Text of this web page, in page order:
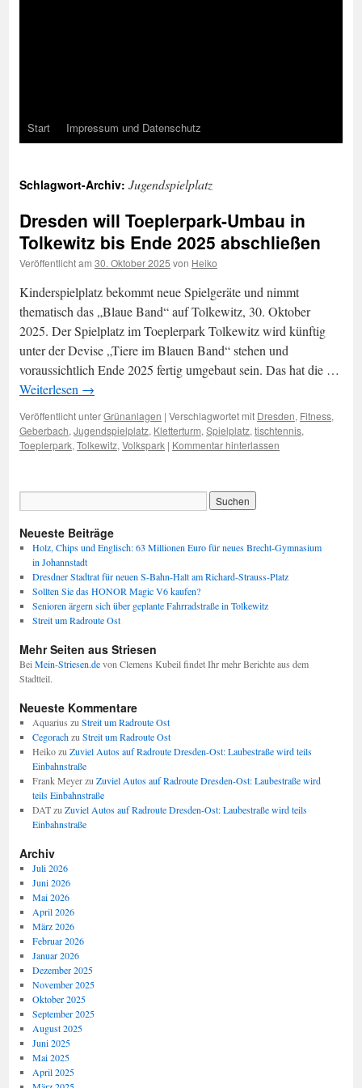
Start Impressum und Datenschutz
Schlagwort-Archiv: Jugendspielplatz
Dresden will Toeplerpark-Umbau in
Tolkewitz bis Ende 2025 abschließen
Veröffentlicht am 30. Oktober 2025 von Heiko
Kinderspielplatz bekommt neue Spielgeräte und nimmt
thematisch das „Blaue Band“ auf Tolkewitz, 30. Oktober
2025. Der Spielplatz im Toeplerpark Tolkewitz wird künftig
unter der Devise „Tiere im Blauen Band“ stehen und
voraussichtlich Ende 2025 fertig umgebaut sein. Das hat die …
Weiterlesen →
Veröffentlicht unterGrünanlagen | Verschlagwortet mit Dresden, Fitness,
Geberbach, Jugendspielplatz, Kletterturm, Spielplatz, tischtennis,
Toeplerpark, Tolkewitz, Volkspark | Kommentar hinterlassen
Neueste Beiträge
Holz, Chips und Englisch: 63 Millionen Euro für neues Brecht-Gymnasium
in Johannstadt
Dresdner Stadtrat für neuen S-Bahn-Halt am Richard-Strauss-Platz
Sollten Sie das HONOR Magic V6 kaufen?
Senioren ärgern sich über geplante Fahrradstraße in Tolkewitz
Streit um Radroute Ost
Mehr Seiten aus Striesen
Bei Mein-Striesen.devon Clemens Kubeil findet Ihr mehr Berichte aus dem
Stadtteil.
Neueste Kommentare
Aquarius zu Streit um Radroute Ost
Cegorachzu Streit um Radroute Ost
Heikozu Zuviel Autos auf Radroute Dresden-Ost: Laubestraße wird teils
Einbahnstraße
Frank Meyerzu Zuviel Autos auf Radroute Dresden-Ost: Laubestraße wird
teils Einbahnstraße
DATzu Zuviel Autos auf Radroute Dresden-Ost: Laubestraße wird teils
Einbahnstraße
Archiv
Juli 2026
Juni 2026
Mai 2026
April 2026
März 2026
Februar 2026
Januar 2026
Dezember 2025
November 2025
Oktober 2025
September 2025
August 2025
Juni 2025
Mai 2025
April 2025